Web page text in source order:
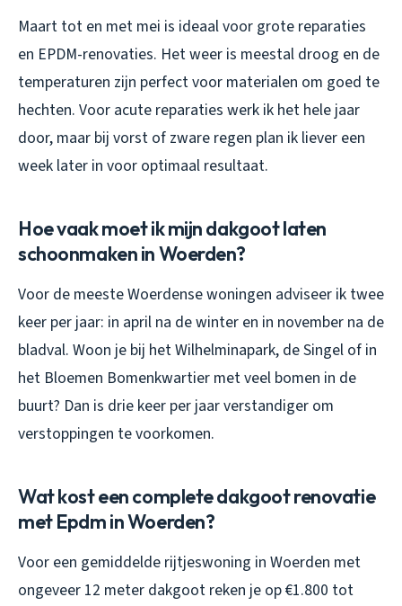
Maart tot en met mei is ideaal voor grote reparaties
en EPDM-renovaties. Het weer is meestal droog en de
temperaturen zijn perfect voor materialen om goed te
hechten. Voor acute reparaties werk ik het hele jaar
door, maar bij vorst of zware regen plan ik liever een
week later in voor optimaal resultaat.
Hoe vaak moet ik mijn dakgoot laten
schoonmaken in Woerden?
Voor de meeste Woerdense woningen adviseer ik twee
keer per jaar: in april na de winter en in november na de
bladval. Woon je bij het Wilhelminapark, de Singel of in
het Bloemen Bomenkwartier met veel bomen in de
buurt? Dan is drie keer per jaar verstandiger om
verstoppingen te voorkomen.
Wat kost een complete dakgoot renovatie
met Epdm in Woerden?
Voor een gemiddelde rijtjeswoning in Woerden met
ongeveer 12 meter dakgoot reken je op €1.800 tot